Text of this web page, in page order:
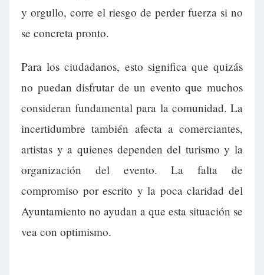
y orgullo, corre el riesgo de perder fuerza si no
se concreta pronto.
Para los ciudadanos, esto significa que quizás
no puedan disfrutar de un evento que muchos
consideran fundamental para la comunidad. La
incertidumbre también afecta a comerciantes,
artistas y a quienes dependen del turismo y la
organización del evento. La falta de
compromiso por escrito y la poca claridad del
Ayuntamiento no ayudan a que esta situación se
vea con optimismo.